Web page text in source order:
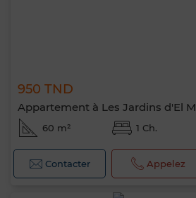
950 TND
Appartement à Les Jardins d'El
60 m² 1 Ch.
Contacter Appelez